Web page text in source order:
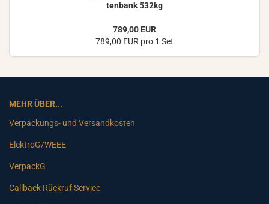
ten­bank 532kg
789,00 EUR
789,00 EUR pro 1 Set
MEHR ÜBER...
Verpackungs- und Versandkosten
ElektroG/WEEE
VerpackG
Callback Rückruf Service